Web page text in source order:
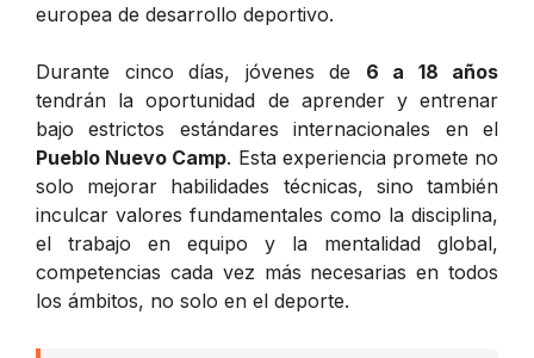
europea de desarrollo deportivo.
Durante cinco días, jóvenes de 6 a 18 años
tendrán la oportunidad de aprender y entrenar
bajo estrictos estándares internacionales en el
Pueblo Nuevo Camp. Esta experiencia promete no
solo mejorar habilidades técnicas, sino también
inculcar valores fundamentales como la disciplina,
el trabajo en equipo y la mentalidad global,
competencias cada vez más necesarias en todos
los ámbitos, no solo en el deporte.